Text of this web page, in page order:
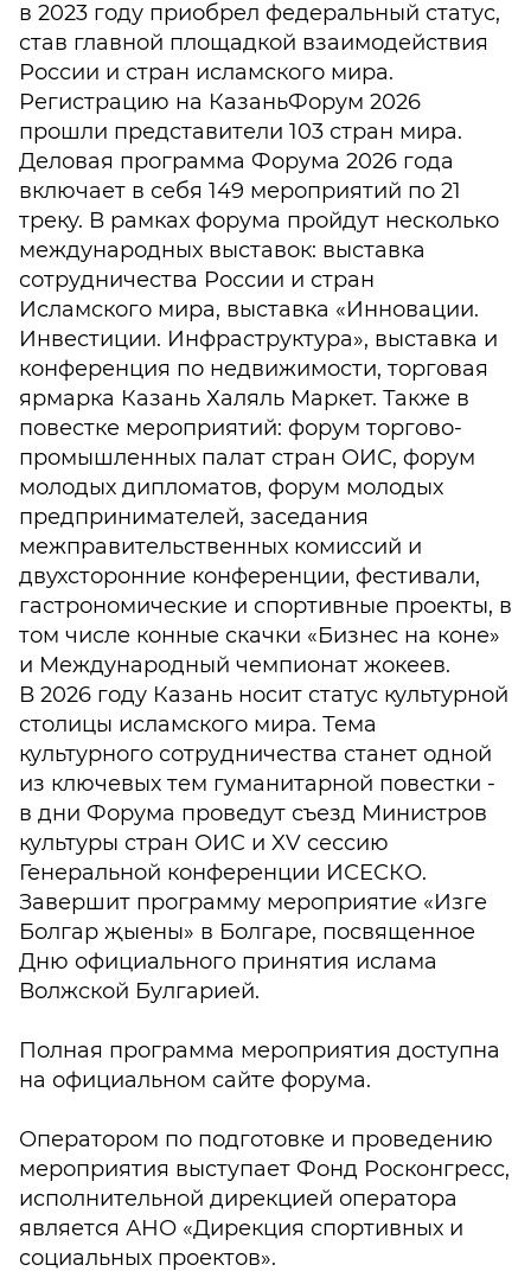
в 2023 году приобрел федеральный статус,
став главной площадкой взаимодействия
России и стран исламского мира.
Регистрацию на КазаньФорум 2026
прошли представители 103 стран мира.
Деловая программа Форума 2026 года
включает в себя 149 мероприятий по 21
треку. В рамках форума пройдут несколько
международных выставок: выставка
сотрудничества России и стран
Исламского мира, выставка «Инновации.
Инвестиции. Инфраструктура», выставка и
конференция по недвижимости, торговая
ярмарка Казань Халяль Маркет. Также в
повестке мероприятий: форум торгово-
промышленных палат стран ОИС, форум
молодых дипломатов, форум молодых
предпринимателей, заседания
межправительственных комиссий и
двухсторонние конференции, фестивали,
гастрономические и спортивные проекты, в
том числе конные скачки «Бизнес на коне»
и Международный чемпионат жокеев.
В 2026 году Казань носит статус культурной
столицы исламского мира. Тема
культурного сотрудничества станет одной
из ключевых тем гуманитарной повестки -
в дни Форума проведут съезд Министров
культуры стран ОИС и XV сессию
Генеральной конференции ИСЕСКО.
Завершит программу мероприятие «Изге
Болгар җыены» в Болгаре, посвященное
Дню официального принятия ислама
Волжской Булгарией.
Полная программа мероприятия доступна
на официальном сайте форума.
Оператором по подготовке и проведению
мероприятия выступает Фонд Росконгресс,
исполнительной дирекцией оператора
является АНО «Дирекция спортивных и
социальных проектов».